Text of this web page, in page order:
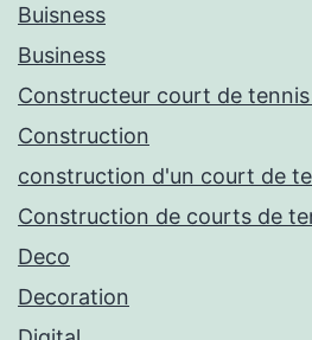
Buisness
Business
Constructeur court de
Construction
construction d'un court de
Construction de courts de
Deco
Decoration